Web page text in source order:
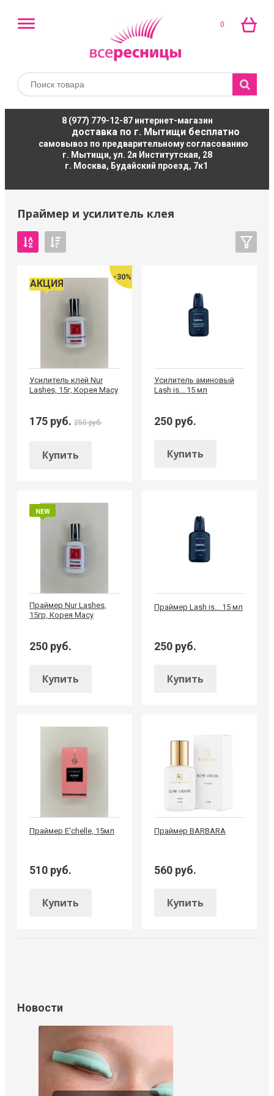
0
8 (977) 779-12-87интернет-магазин
доставка по г. Мытищи бесплатно
самовывоз по предварительному согласованию
г. Мытищи, ул. 2я Институтская, 28
г. Москва, Будайский проезд, 7к1
Праймер и усилитель клея
-30%
АКЦИЯ
Усилитель клей Nur
Lashes, 15г, Корея Macy
175 руб. 250 руб.
Купить
Усилитель аминовый
Lash is... 15 мл
250 руб.
Купить
NEW
Праймер Nur Lashes,
15гр, Корея Macy
250 руб.
Купить
Праймер Lash is... 15 мл
250 руб.
Купить
Праймер E'chelle, 15мл
510 руб.
Купить
Праймер BARBARA
560 руб.
Купить
Новости